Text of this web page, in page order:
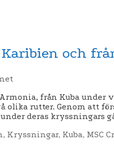
och
från Kuba under
rutter. Genom att
deras kryssningars
, Kryssningar, Kuba, MSC